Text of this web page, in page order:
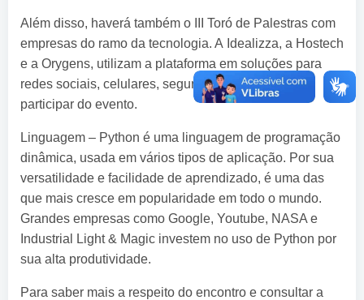
Além disso, haverá também o III Toró de Palestras com
empresas do ramo da tecnologia. A Idealizza, a Hostech
e a Orygens, utilizam a plataforma em soluções para
redes sociais, celulares, segurança de redes e vão
participar do evento.
Linguagem – Python é uma linguagem de programação
dinâmica, usada em vários tipos de aplicação. Por sua
versatilidade e facilidade de aprendizado, é uma das
que mais cresce em popularidade em todo o mundo.
Grandes empresas como Google, Youtube, NASA e
Industrial Light & Magic investem no uso de Python por
sua alta produtividade.
Para saber mais a respeito do encontro e consultar a